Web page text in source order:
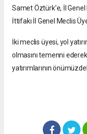
Samet Öztürk'e, İl Genel
İttifakı İl Genel Meclis
İki meclis üyesi, yol
olmasını temenni
yatırımlarının